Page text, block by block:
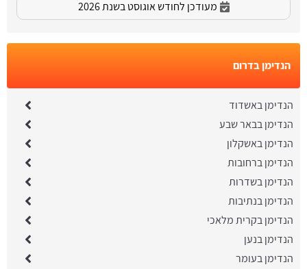
מעודכן לחודש אוגוסט בשנת 2026
הנדימן בדרום
הנדימן באשדוד
הנדימן בבאר שבע
הנדימן באשקלון
הנדימן ברחובות
הנדימן בשדרות
הנדימן בנתיבות
הנדימן בקרית מלאכי
הנדימן בנען
הנדימן בעומר